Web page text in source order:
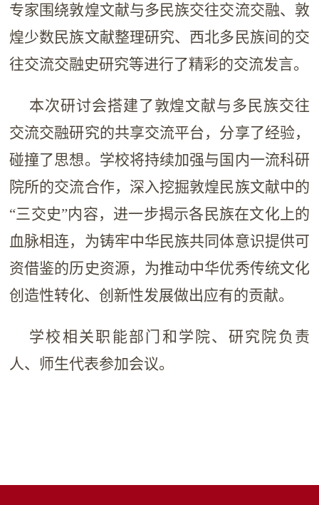
专家围绕敦煌文献与多民族交往交流交融、敦
煌少数民族文献整理研究、西北多民族间的交
往交流交融史研究等进行了精彩的交流发言。
本次研讨会搭建了敦煌文献与多民族交往
交流交融研究的共享交流平台，分享了经验，
碰撞了思想。学校将持续加强与国内一流科研
院所的交流合作，深入挖掘敦煌民族文献中的
“三交史”内容，进一步揭示各民族在文化上的
血脉相连，为铸牢中华民族共同体意识提供可
资借鉴的历史资源，为推动中华优秀传统文化
创造性转化、创新性发展做出应有的贡献。
学校相关职能部门和学院、研究院负责
人、师生代表参加会议。